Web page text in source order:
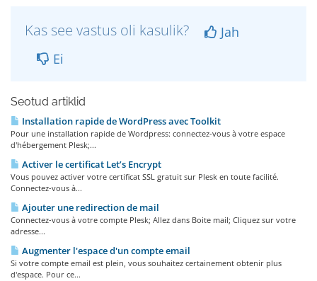
Kas see vastus oli kasulik?
Jah
Ei
Seotud artiklid
Installation rapide de WordPress avec Toolkit
Pour une installation rapide de Wordpress: connectez-vous à votre espace
d'hébergement Plesk;...
Activer le certificat Let’s Encrypt
Vous pouvez activer votre certificat SSL gratuit sur Plesk en toute facilité.
Connectez-vous à...
Ajouter une redirection de mail
Connectez-vous à votre compte Plesk; Allez dans Boite mail; Cliquez sur votre
adresse...
Augmenter l'espace d'un compte email
Si votre compte email est plein, vous souhaitez certainement obtenir plus
d'espace. Pour ce...